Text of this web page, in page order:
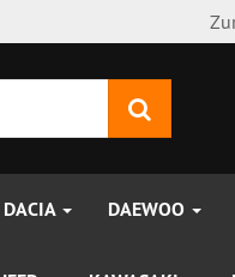
DACIA DAEWOO